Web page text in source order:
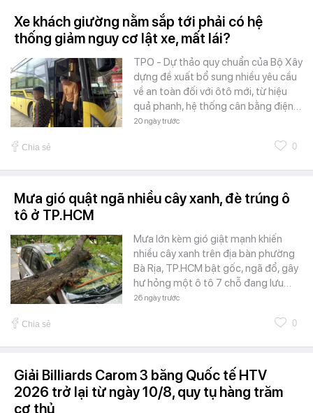
Xe khách giường nằm sắp tới phải có hệ
thống giảm nguy cơ lật xe, mất lái?
TPO - Dự thảo quy chuẩn của Bộ Xây
dựng đề xuất bổ sung nhiều yêu cầu
về an toàn đối với ôtô mới, từ hiệu
quả phanh, hệ thống cân bằng điện…
20 ngày trước
Chia sẻ 0
Mưa gió quật ngã nhiều cây xanh, đè trúng ô
tô ở TP.HCM
Mưa lớn kèm gió giật mạnh khiến
nhiều cây xanh trên địa bàn phường
Bà Rịa, TP.HCM bật gốc, ngã đổ, gây
hư hỏng một ô tô 7 chỗ đang lưu…
26 ngày trước
Chia sẻ 0
Giải Billiards Carom 3 băng Quốc tế HTV
2026 trở lại từ ngày 10/8, quy tụ hàng trăm
cơ thủ